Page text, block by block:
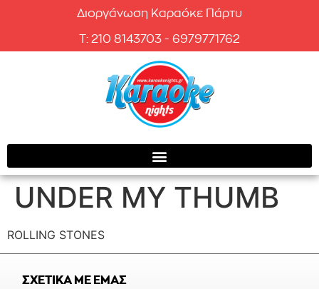
Διοργάνωση Καραόκε Πάρτυ
T: 210 8143703 - 6979771762
UNDER MY THUMB
ROLLING STONES
ΣΧΕΤΙΚΑ ΜΕ ΕΜΑΣ